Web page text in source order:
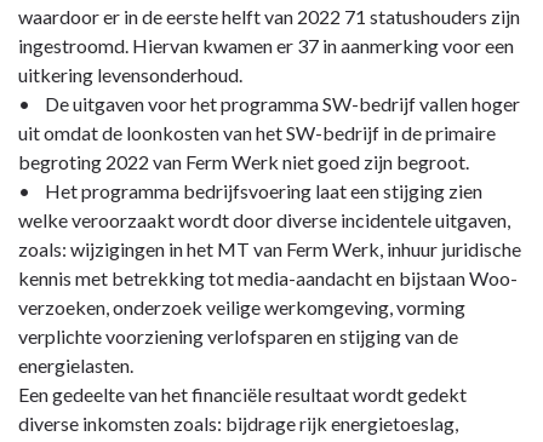
waardoor er in de eerste helft van 2022 71 statushouders zijn
ingestroomd. Hiervan kwamen er 37 in aanmerking voor een
uitkering levensonderhoud.
• De uitgaven voor het programma SW-bedrijf vallen hoger
uit omdat de loonkosten van het SW-bedrijf in de primaire
begroting 2022 van Ferm Werk niet goed zijn begroot.
• Het programma bedrijfsvoering laat een stijging zien
welke veroorzaakt wordt door diverse incidentele uitgaven,
zoals: wijzigingen in het MT van Ferm Werk, inhuur juridische
kennis met betrekking tot media-aandacht en bijstaan Woo-
verzoeken, onderzoek veilige werkomgeving, vorming
verplichte voorziening verlofsparen en stijging van de
energielasten.
Een gedeelte van het financiële resultaat wordt gedekt
diverse inkomsten zoals: bijdrage rijk energietoeslag,